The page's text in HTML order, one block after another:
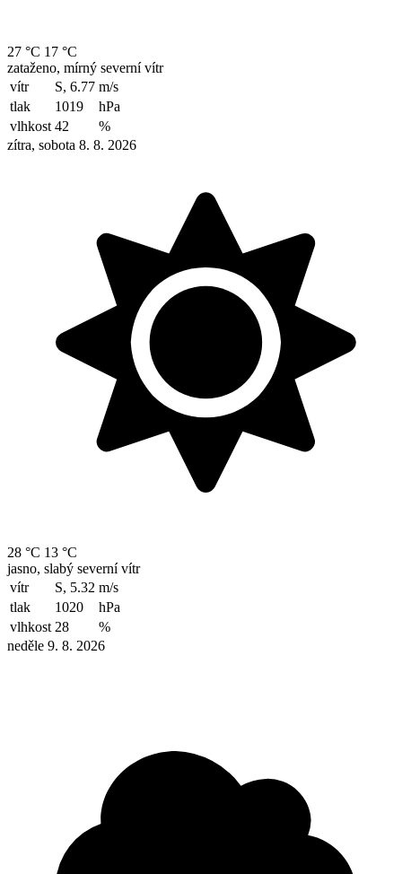
27 °C 17 °C
zataženo, mírný severní vítr
vítr
S, 6.77 m/s
tlak
1019
hPa
vlhkost 42
%
zítra, sobota 8. 8. 2026
28 °C 13 °C
jasno, slabý severní vítr
vítr
S, 5.32 m/s
tlak
1020
hPa
vlhkost 28
%
neděle 9. 8. 2026